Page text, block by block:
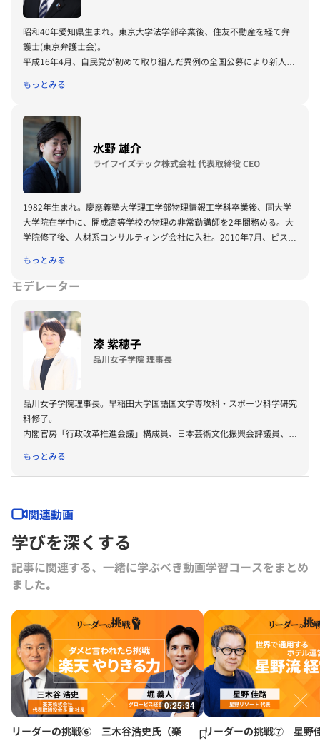
新聞出版社、2022年）がある。
昭和40年愛知県生まれ。東京大学法学部卒業後、住友不動産を経て弁
護士(東京弁護士会)。
平成16年4月、自民党が初めて取り組んだ異例の全国公募により新人候
期連続当選。外務大臣政務官。第2次安倍内閣の総務副大臣時代は、通
ン戦略の海外発展、サイバーセキュリティーの強化、ネット選挙解禁な
どを積極的に推進し、また衆議院内閣常任委員長時代は、公務員制度改
革法などの重要法案成立に尽力した。その後、自民党情報調査局長、自
民党政務調査会財務金融部会長を歴任し、成長戦略と財政再建に党の政
策責任者の立場で尽力を傾ける。第3次安倍改造内閣では内閣総理大臣
補佐官を拝命し、国家安全保障に関する重要政策及び選挙制度を担当す
る。その後、自民党総裁特別補佐・筆頭副幹事長として党務に尽力。第
4次安倍改造内閣においては、文部科学大臣に就任。教育再生担当大臣
として教育改革の推進や研究力強化に向けた取り組みを進める。自民党
幹事長代理、２度目の自民党政調会長代理を経て、自民党広報本部長代
もっとみる
水野 雄介
ライフイズテック株式会社 代表取締役 CEO
1982年生まれ。慶應義塾大学理工学部物理情報工学科卒業後、同大学
大学院在学中に、開成高等学校の物理の非常勤講師を2年間務める。大
学院修了後、人材系コンサルティング会社に入社。2010年7月、ピスチ
けIT教育プログラム「Life is Tech!」を立ち上げる。 中学・高校向けプ
ログラミング学習用EdTech教材「Life is Tech ! Lesson」や学校横断型
して、公教育の分野でも「デジタルを活用し、自分で世界を変えられる
人」への一歩を後押ししている。 また、丸井グループ主催「アクセラ
レーター・プログラム」や、株式会社経済界主催「金の卵発掘プロジェ
クト」、東京証券取引所「JPX起業体験プログラム」、NPO法人ETIC.
主催「MAKERS UNIVERSITY 」をはじめとする起業家育成に関するプ
ログラム・アワードのメンター・審査員を歴任。 2022年5月には岸田
総理大臣との「社会的起業家との車座対話」に参加。社会をよりよく変
えていく次世代のデジタル・アントレプレナー育成に取り組む。
もっとみる
モデレーター
漆 紫穂子
品川女子学院 理事長
品川女子学院理事長。早稲田大学国語国文学専攻科・スポーツ科学研究
科修了。
内閣官房「行政改革推進会議」構成員、日本芸術文化振興会評議員、東
「28プロジェクト」を教育の柱に社会と子どもを繋ぐ学校作りを実
践。
出演番組『BS12賢者の選択サクセッション：品川女子学院の事業承継
https://youtu.be/vBm9e-RJ1Vk?si=77AP-DAvESzvKKG0
もっとみる
関連動画
学びを深くする
記事に関連する、一緒に学ぶべき動画学習コースをまとめ
ました｡
0:25:34
リーダーの挑戦⑥ 三木谷浩史氏（楽
リーダーの挑戦⑦ 星野